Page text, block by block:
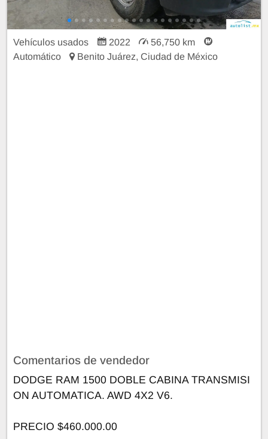
Vehículos usados 2022
56,750 km
Automático
Benito Juárez, Ciudad de México
Comentarios de vendedor
DODGE RAM 1500 DOBLE CABINA TRANSMISI
ON AUTOMATICA. AWD 4X2 V6.
PRECIO $460.000.00